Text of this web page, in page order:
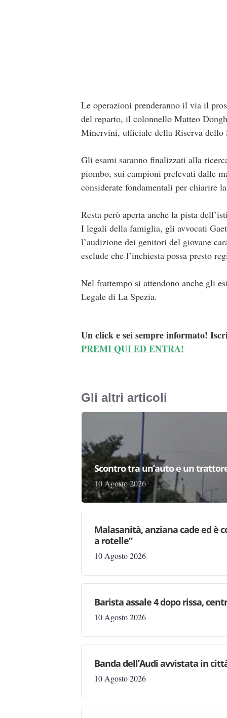
Le operazioni prenderanno il via il
del reparto, il colonnello Matteo
Minervini, ufficiale della Riserva dello
Gli esami saranno finalizzati alla
piombo, sui campioni prelevati dalle
considerate fondamentali per chiarire
Resta però aperta anche la pista
I legali della famiglia, gli avvocati
l’audizione dei genitori del giovane
esclude che l’inchiesta possa presto
Nel frattempo si attendono anche gli
Legale di La Spezia.
Un click e sei sempre informato!
PREMI QUI ED ENTRA!
Gli altri articoli
Scontro tra un’auto e un
10 Agosto 2026
Malasanità, anziana cade ed è
a rotelle”
10 Agosto 2026
Barista assale 4 dopo rissa,
10 Agosto 2026
Banda dell’Audi avvistata in
10 Agosto 2026